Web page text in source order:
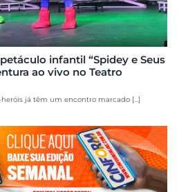
infantil “Spidey e Seus
ao vivo no Teatro
já têm um encontro marcado [...]